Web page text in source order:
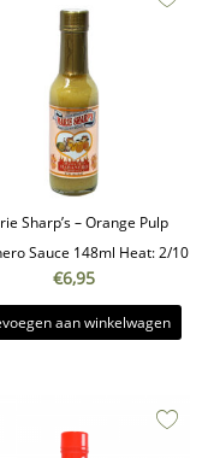
Sharp’s – Orange Pulp
Sauce 148ml Heat: 2/10
€6,95
aan winkelwagen